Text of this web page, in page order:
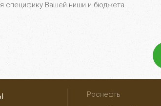
специфику Вашей ниши и бюджета.
Роснефть